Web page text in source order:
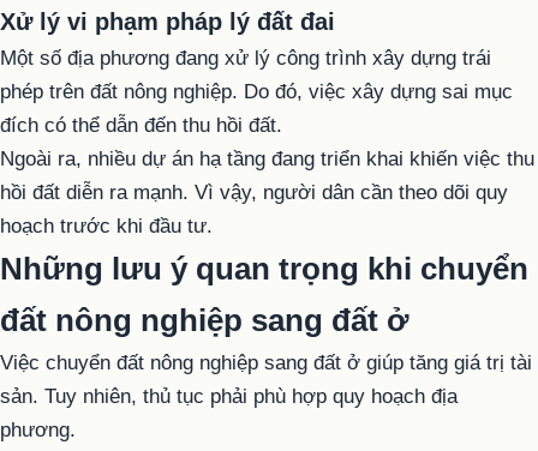
Xử lý vi phạm pháp lý đất đai
Một số địa phương đang xử lý công trình xây dựng trái
phép trên đất nông nghiệp. Do đó, việc xây dựng sai mục
đích có thể dẫn đến thu hồi đất.
Ngoài ra, nhiều dự án hạ tầng đang triển khai khiến việc thu
hồi đất diễn ra mạnh. Vì vậy, người dân cần theo dõi quy
hoạch trước khi đầu tư.
Những lưu ý quan trọng khi chuyển
đất nông nghiệp sang đất ở
Việc chuyển đất nông nghiệp sang đất ở giúp tăng giá trị tài
sản. Tuy nhiên, thủ tục phải phù hợp quy hoạch địa
phương.